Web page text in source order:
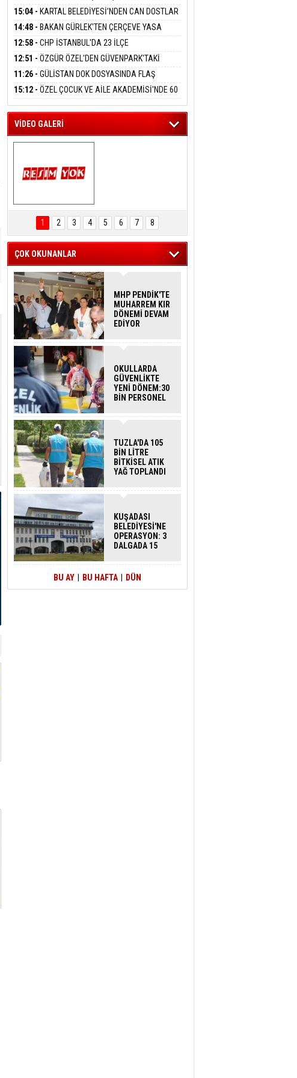
ADANMAK
Meltem Kaynas
AFFETMEYECEĞİM!
KIR KARTAL ORDULULAR DERNEĞİ HEYETİNİ
AĞIRLADI
15:04 - KARTAL BELEDİYESİ’NDEN CAN DOSTLAR
İÇİN DEV YATIRIM!
14:48 - BAKAN GÜRLEK'TEN ÇERÇEVE YASA
AÇIKLAMASI:''KIRMIZI ÇİZGİMİZ ŞEHİT AİLELERİ
VE GAZİLERİMİZİN HASSASİYETİDİR''
12:58 - CHP İSTANBUL'DA 23 İLÇE
BAŞKANLIĞI'NDA ATAMALAR GERÇEKLEŞTİ
12:51 - ÖZGÜR ÖZEL'DEN GÜVENPARK'TAKİ
GAZİLERE DESTEK:''SONUÇ ALANA KADAR
ARKANIZDAYIZ''
11:26 - GÜLİSTAN DOK DOSYASINDA FLAŞ
GELİŞME: 2 DALGIÇ DELİL KARARTMA
SUÇLAMASIYLA TUTUTKLANDI
15:12 - ÖZEL ÇOCUK VE AİLE AKADEMİSİ'NDE 60
ÇOCUĞA HİZMET VERİLDİ
VİDEO GALERİ
KARTAL ENGELSİZ
YAŞAM FESTİVALİ
KONSERİ
İZLEYİCİLERİ MEST
1 2 3 4 5 6 7 8
ÇOK OKUNANLAR
MHP PENDİK'TE
MUHARREM KIR
DÖNEMİ DEVAM
EDİYOR
OKULLARDA
GÜVENLİKTE
YENİ DÖNEM:30
BİN PERSONEL
DEDEKTÖRLÜ
TUZLA'DA 105
BİN LİTRE
BİTKİSEL ATIK
YAĞ TOPLANDI
KUŞADASI
BELEDİYESİ'NE
OPERASYON: 3
DALGADA 15
BU AY BU HAFTA DÜN